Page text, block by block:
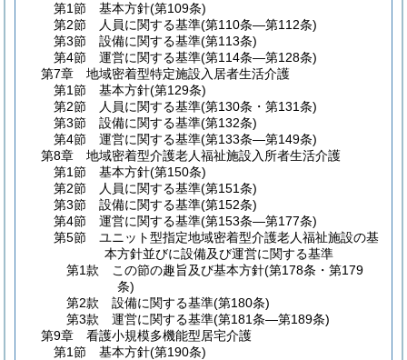
第1節
基本方針(第109条)
第2節
人員に関する基準(第110条―第112条)
第3節
設備に関する基準(第113条)
第4節
運営に関する基準(第114条―第128条)
第7章
地域密着型特定施設入居者生活介護
第1節
基本方針(第129条)
第2節
人員に関する基準(第130条・第131条)
第3節
設備に関する基準(第132条)
第4節
運営に関する基準(第133条―第149条)
第8章
地域密着型介護老人福祉施設入所者生活介護
第1節
基本方針(第150条)
第2節
人員に関する基準(第151条)
第3節
設備に関する基準(第152条)
第4節
運営に関する基準(第153条―第177条)
第5節
ユニット型指定地域密着型介護老人福祉施設の基
本方針並びに設備及び運営に関する基準
第1款
この節の趣旨及び基本方針(第178条・第179
条)
第2款
設備に関する基準(第180条)
第3款
運営に関する基準(第181条―第189条)
第9章
看護小規模多機能型居宅介護
第1節
基本方針(第190条)